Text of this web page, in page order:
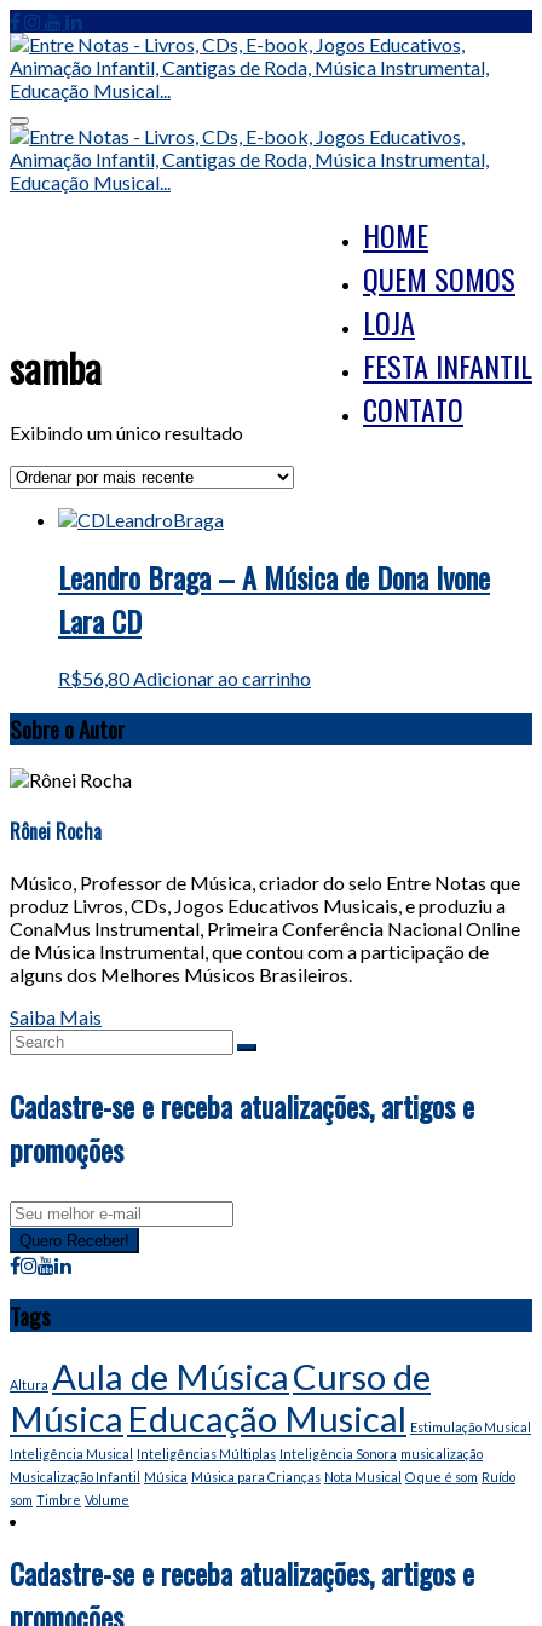
Skip
to
content
Toggle
navigation
HOME
QUEM SOMOS
LOJA
FESTA INFANTIL
CONTATO
samba
Exibindo um único resultado
Leandro Braga – A Música de Dona Ivone
Lara CD
R$56,80Adicionar ao carrinho
Sobre o Autor
Rônei Rocha
Músico, Professor de Música, criador do selo Entre Notas que
produz Livros, CDs, Jogos Educativos Musicais, e produziu a
ConaMus Instrumental, Primeira Conferência Nacional Online
de Música Instrumental, que contou com a participação de
alguns dos Melhores Músicos Brasileiros.
Saiba Mais
Cadastre-se e receba atualizações, artigos e
promoções
Email
address
Quero Receber!
Tags
Altura Aula de MúsicaCurso de
Música Educação Musical Estimulação Musical
Inteligência Musical Inteligências Múltiplas Inteligência Sonora musicalização
Musicalização Infantil Música Música para Crianças Nota Musical O que é som Ruído
som Timbre Volume
Cadastre-se e receba atualizações, artigos e
promoções